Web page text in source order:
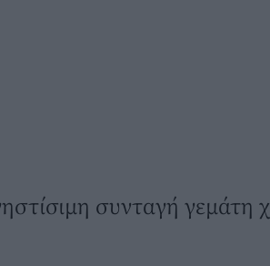
συνταγή γεμάτη